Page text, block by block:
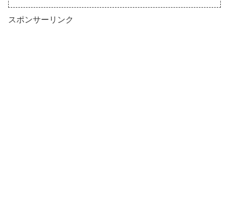
スポンサーリンク